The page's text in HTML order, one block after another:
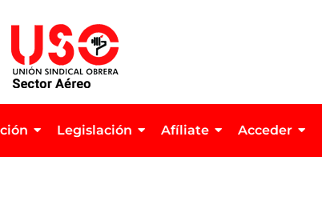
Legislación Afíliate Acceder